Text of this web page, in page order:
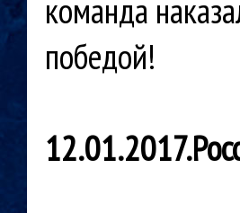
команда
победой!